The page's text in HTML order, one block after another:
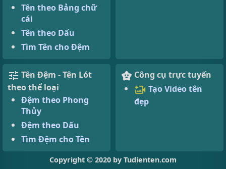
Tên theo Bảng chữ
cái
Tên theo Dấu
Tìm Tên cho Đệm
Tên Đệm - Tên Lót
theo thể loại
Đệm theo Phong
Thủy
Đệm theo Dấu
Tìm Đệm cho Tên
Công cụ trực tuyến
Tạo Video tên
đẹp
Copyright © 2020 by Tudienten.com